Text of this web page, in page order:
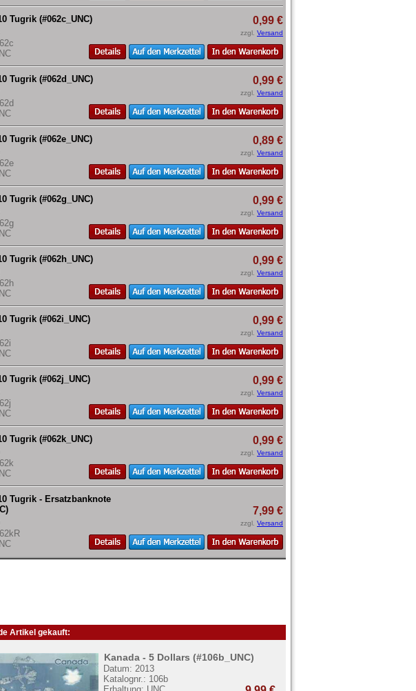
Tugrik (#062c_UNC)
0,99 €
zzgl. Versand
Tugrik (#062d_UNC)
0,99 €
zzgl. Versand
Tugrik (#062e_UNC)
0,89 €
zzgl. Versand
Tugrik (#062g_UNC)
0,99 €
zzgl. Versand
Tugrik (#062h_UNC)
0,99 €
zzgl. Versand
Tugrik (#062i_UNC)
0,99 €
zzgl. Versand
Tugrik (#062j_UNC)
0,99 €
zzgl. Versand
Tugrik (#062k_UNC)
0,99 €
zzgl. Versand
Tugrik - Ersatzbanknote
7,99 €
zzgl. Versand
Artikel gekauft:
Kanada - 5 Dollars (#106b_UNC)
Datum: 2013
Katalognr.: 106b